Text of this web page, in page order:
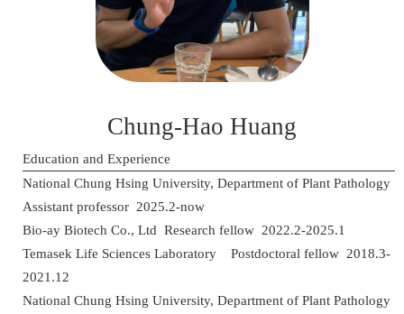
Chung-Hao Huang
Education and Experience
National Chung Hsing University, Department of Plant Pathology
Assistant professor 2025.2-now
Bio-ay Biotech Co., Ltd Research fellow 2022.2-2025.1
Temasek Life Sciences Laboratory Postdoctoral fellow 2018.3-
2021.12
National Chung Hsing University, Department of Plant Pathology